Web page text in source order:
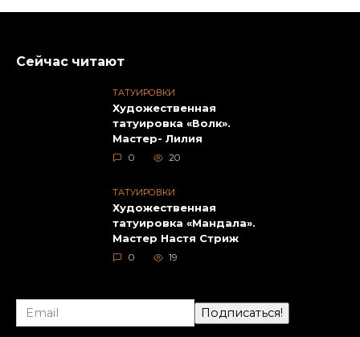
Сейчас читают
ТАТУИРОВКИ
Художественная
татуировка «Волк».
Мастер- Лилия
0 20
ТАТУИРОВКИ
Художественная
татуировка «Мандала».
Мастер Настя Стриж
0 19